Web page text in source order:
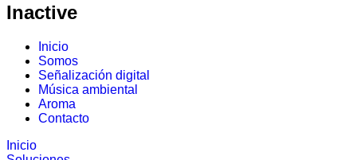
Inactive
Inicio
Somos
Señalización digital
Música ambiental
Aroma
Contacto
Inicio